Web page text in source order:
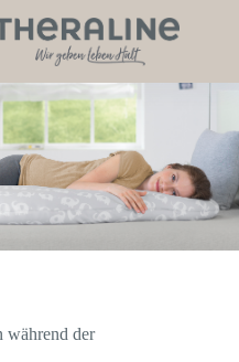
während der